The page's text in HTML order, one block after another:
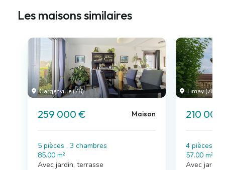
Les maisons similaires
Gargenville (78)
259 000 € Maison
5 pièces , 3 chambres
85.00 m²
Avec jardin, terrasse
Limay (78)
210
4 pièces , 2
57.00 m²
Avec